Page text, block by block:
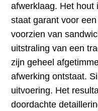
afwerklaag. Het hout
staat garant voor
voorzien van
uitstraling van een
zijn geheel
afwerking ontstaat.
uitvoering. Het
doordachte